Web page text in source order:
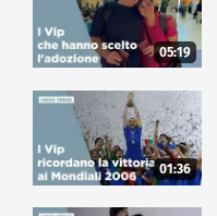
05:19
01:36